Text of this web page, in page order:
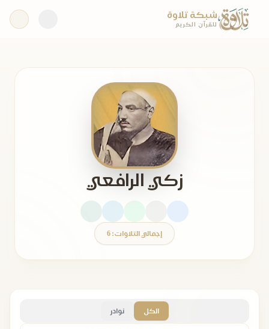
شبكة تلاوة
للقرآن الكريم
زكي الرافعي
إجمالي التلاوات: 6
الكل نوادر